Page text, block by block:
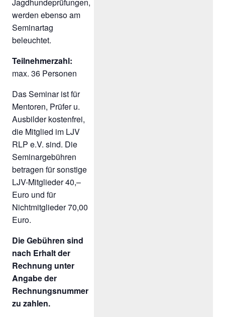
werden ebenso am
Seminartag
beleuchtet.
Teilnehmerzahl:
max. 36 Personen
Das Seminar ist für
Mentoren, Prüfer u.
Ausbilder kostenfrei,
die Mitglied im LJV
RLP e.V. sind. Die
Seminargebühren
betragen für sonstige
LJV-Mitglieder 40,–
Euro und für
Nichtmitglieder 70,00
Euro.
Die Gebühren sind
nach Erhalt der
Rechnung unter
Angabe der
Rechnungsnummer
zu zahlen.